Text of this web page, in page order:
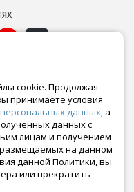
cookie. Продолжая
принимаете условия
данных, а
данных с
лицам и получением
на данном
данной Политики, вы
или прекратить